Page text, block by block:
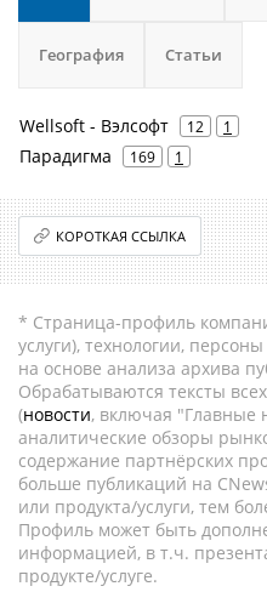
География Статьи
Wellsoft - Вэлсофт 12 1
Парадигма 169 1
КОРОТКАЯ ССЫЛКА
* Страница-профиль
услуги), технологии,
на основе анализа архива
Обрабатываются тексты
(новости, включая "Главные
аналитические обзоры
содержание партнёрских
больше публикаций на
или продукта/услуги, тем
Профиль может быть
информацией, в т.ч.
продукте/услуге.